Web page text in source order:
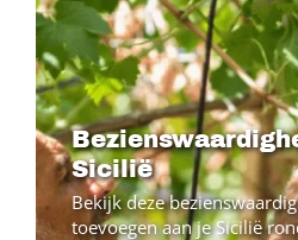
Sicilië
Bekijk deze
toevoegen aan je Sicilië